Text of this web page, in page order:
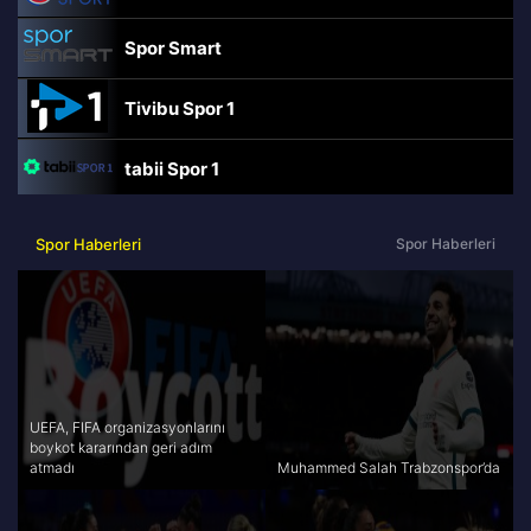
Spor Smart
Tivibu Spor 1
tabii Spor 1
tabii Spor
A Spor
Tivibu Spor
Spor Haberleri Spor Haberleri
UEFA, FIFA organizasyonlarını
boykot kararından geri adım
atmadı
Muhammed Salah Trabzonspor’da